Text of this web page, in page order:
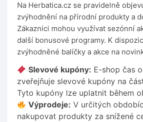
Na Herbatica.cz se pravidelně
zvýhodnění na přírodní produkty a
Zákazníci mohou využívat sezónní
další bonusové programy. K
zvýhodněné balíčky a akce na
Slevové kupóny: E-shop čas
zveřejňuje slevové kupóny na
Tyto kupóny lze uplatnit během
Výprodeje: V určitých
nakupovat produkty za snížené